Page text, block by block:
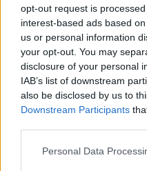
opt-out request is
interest-based ads based
us or personal information
your opt-out. You may
disclosure of your personal
IAB’s list of downstream
also be disclosed by us to
Downstream Participants
Personal Data
geef mening
Propranolol
09-01-2019 | Vrouw | 70
propranolol (40mg)
Hypertensie